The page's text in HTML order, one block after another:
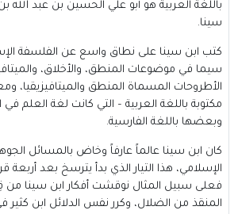
باللغة العربية هو أبو علي الحسين بن عبد
سينا.
كتب ابن سينا على نطاق واسع عن الفلسفة
سيما في موضوعات المنطق، والأخلاق،
الأطروحات المسماة المنطق والميتافيزيقيا،
مكتوبة باللغة العربية – التي كانت لغة العلم
وبعضها باللغة الفارسية.
كان ابن سينا عالماً عارفاً وخاض بالمسائل
الإسلامي، هذا التيار الذي بدأ يترسخ بعد أربعة
فعلى سبيل المثال نوقشت أفكار ابن سينا من
المنقذ من الضلال، وكرر نفس الدلائل ابن كثير في